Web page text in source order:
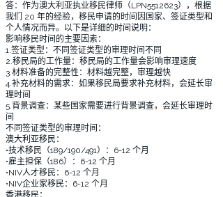
答：作为澳大利亚执业移民律师（LPN5512623），根据
我们 20 年的经验，移民申请的时间因国家、签证类型和
个人情况而异。以下是详细的时间说明：
影响移民时间的主要因素：
1.签证类型：不同签证类型的审理时间不同
2.移民局的工作量：移民局的工作量会影响审理速度
3.材料准备的完整性：材料越完整，审理越快
4.补充材料的需求：如果移民局要求补充材料，会延长审
理时间
5.背景调查：某些国家需要进行背景调查，会延长审理时
间
不同签证类型的审理时间：
澳大利亚移民：
•技术移民（189/190/491）：6-12 个月
•雇主担保（186）：6-12 个月
•NIV人才移民：6-12 个月
•NIV企业家移民：6-12 个月
香港移民：